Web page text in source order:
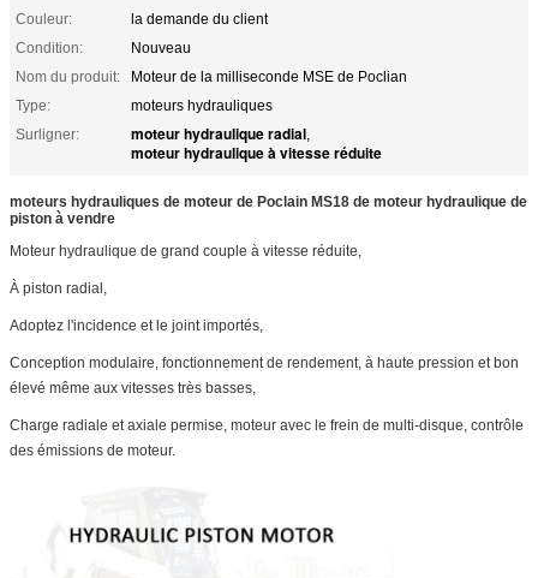
Couleur:
la demande du client
Condition:
Nouveau
Nom du produit:
Moteur de la milliseconde MSE de Poclian
Type:
moteurs hydrauliques
Surligner:
moteur hydraulique radial,
moteur hydraulique à vitesse réduite
moteurs hydrauliques de moteur de Poclain MS18 de moteur hydraulique de
piston à vendre
Moteur hydraulique de grand couple à vitesse réduite,
À piston radial,
Adoptez l'incidence et le joint importés,
Conception modulaire, fonctionnement de rendement, à haute pression et bon
élevé même aux vitesses très basses,
Charge radiale et axiale permise, moteur avec le frein de multi-disque, contrôle
des émissions de moteur.